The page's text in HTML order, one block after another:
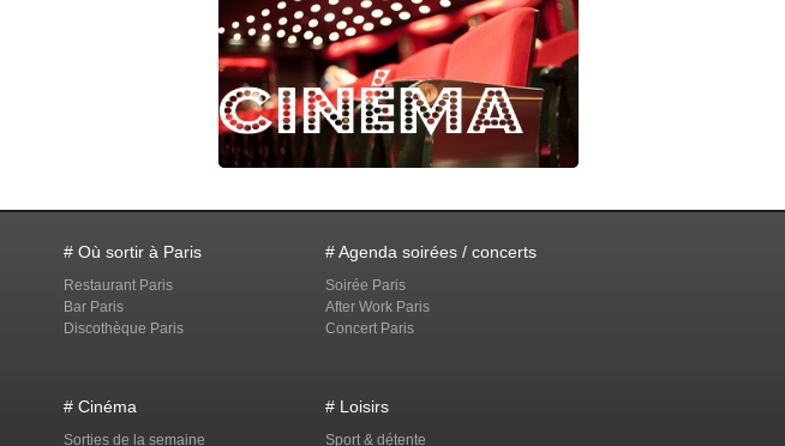
# Où sortir à Paris
Restaurant Paris
Bar Paris
Discothèque Paris
# Agenda soirées / concerts
Soirée Paris
After Work Paris
Concert Paris
# Cinéma
Sorties de la semaine
# Loisirs
Sport & détente